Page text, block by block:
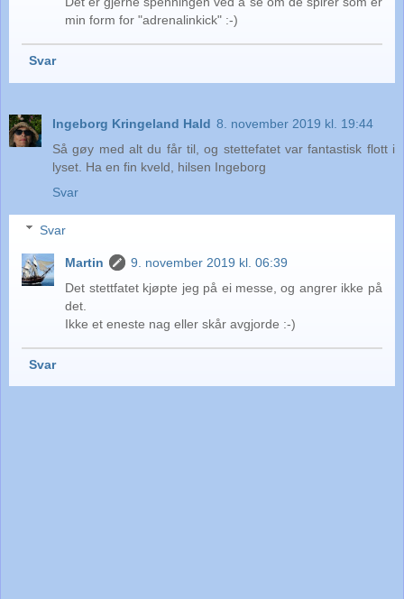
min form for "adrenalinkick" :-)
Svar
Ingeborg Kringeland Hald 8. november 2019 kl. 19:44
Så gøy med alt du får til, og stettefatet var fantastisk flott i
lyset. Ha en fin kveld, hilsen Ingeborg
Svar
Svar
Martin
9. november 2019 kl. 06:39
Det stettfatet kjøpte jeg på ei messe, og angrer ikke på
det.
Ikke et eneste nag eller skår avgjorde :-)
Svar